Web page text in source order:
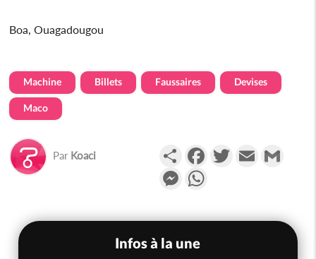
Boa, Ouagadougou
Machine Billets Faussaires Devises
Maco
Par Koaci PartagerFacebookTwitterEmail
Messenger
Infos à la une